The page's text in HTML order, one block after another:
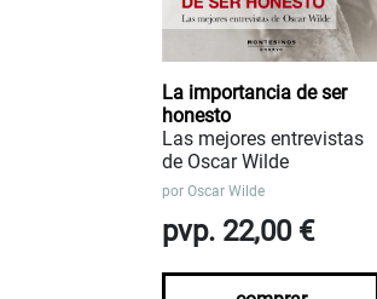
La importancia de ser
honesto
Las mejores entrevistas
de Oscar Wilde
por Oscar Wilde
pvp. 22,00 €